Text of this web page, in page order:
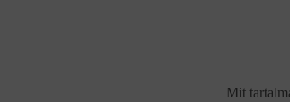
Mit